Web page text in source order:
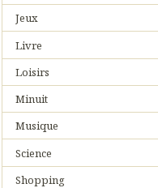
Jeux
Livre
Loisirs
Minuit
Musique
Science
Shopping